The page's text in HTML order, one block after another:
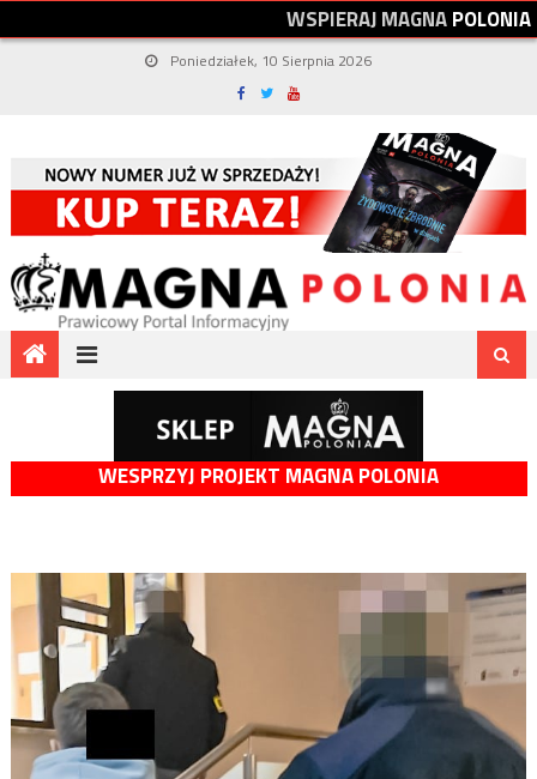
WSPIERAJMAGNAPOLONIA
Poniedziałek, 10 Sierpnia 2026
WESPRZYJ PROJEKT MAGNA POLONIA